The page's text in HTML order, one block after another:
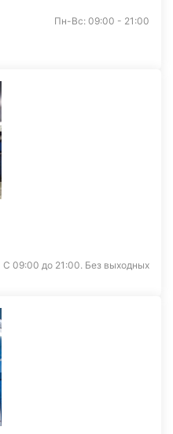
Пн-Вс: 09:00 - 21:00
С 09:00 до 21:00. Без выходных